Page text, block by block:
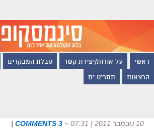
ראשי על אודות/יצירת קשר טבלת המבקרים
הרצאות תסריט.ים
10 נובמבר 2011 | 07:31 ~
3 COMMENTS
|